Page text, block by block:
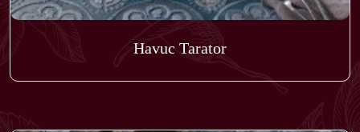
Havuc Tarator